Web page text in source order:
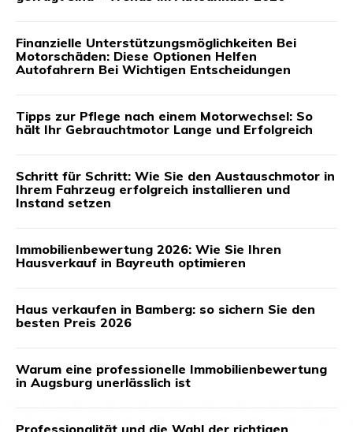
Finanzielle Unterstützungsmöglichkeiten Bei
Motorschäden: Diese Optionen Helfen
Autofahrern Bei Wichtigen Entscheidungen
Tipps zur Pflege nach einem Motorwechsel: So
hält Ihr Gebrauchtmotor Lange und Erfolgreich
Schritt für Schritt: Wie Sie den Austauschmotor in
Ihrem Fahrzeug erfolgreich installieren und
Instand setzen
Immobilienbewertung 2026: Wie Sie Ihren
Hausverkauf in Bayreuth optimieren
Haus verkaufen in Bamberg: so sichern Sie den
besten Preis 2026
Warum eine professionelle Immobilienbewertung
in Augsburg unerlässlich ist